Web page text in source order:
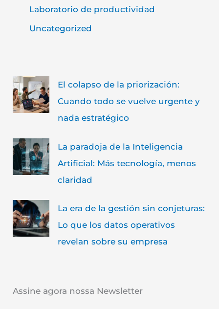
Laboratorio de productividad
Uncategorized
El colapso de la priorización:
Cuando todo se vuelve urgente y
nada estratégico
La paradoja de la Inteligencia
Artificial: Más tecnología, menos
claridad
La era de la gestión sin conjeturas:
Lo que los datos operativos
revelan sobre su empresa
Assine agora nossa Newsletter